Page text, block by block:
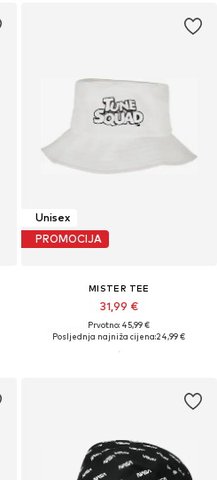
Unisex
PROMOCIJA
MISTER TEE
31,99 €
Prvotno: 45,99 €
Posljednja najniža cijena:24,99 €